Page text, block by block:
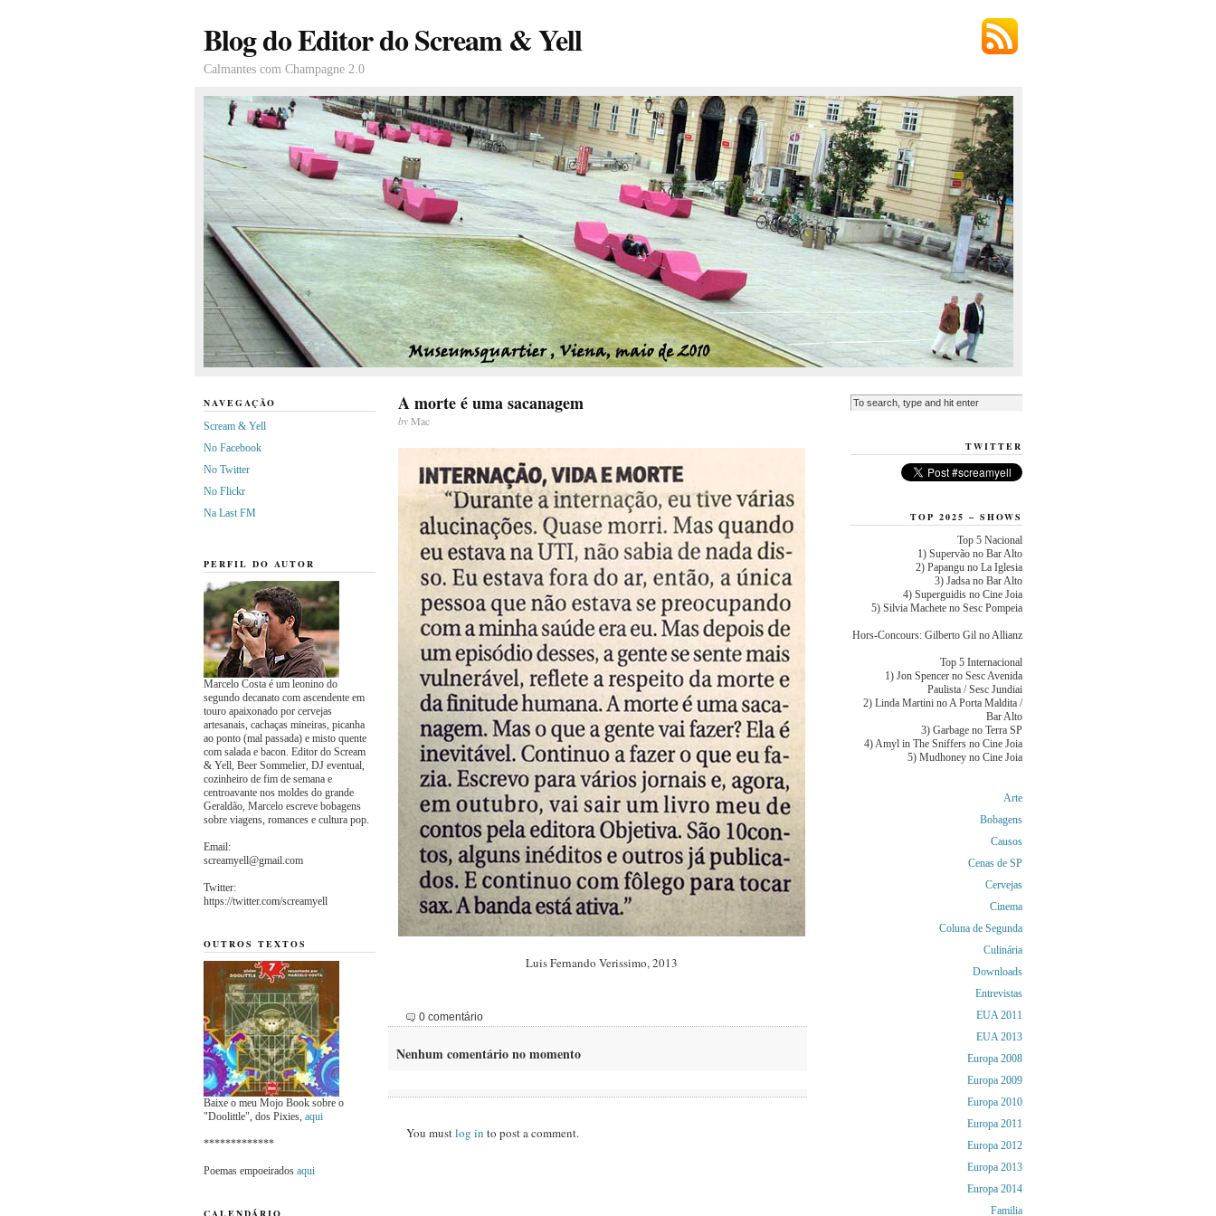
Blog do Editor do Scream & Yell
Calmantes com Champagne 2.0
A morte é uma sacanagem
byMac
Luis Fernando Verissimo, 2013
0 comentário
Nenhum comentário no momento
You mustlog in to post a comment.
NAVEGAÇÃO
Scream & Yell
No Facebook
No Twitter
No Flickr
Na Last FM
PERFIL DO AUTOR
Marcelo Costa é um leonino do
segundo decanato com ascendente em
touro apaixonado por cervejas
artesanais, cachaças mineiras, picanha
ao ponto (mal passada) e misto quente
com salada e bacon. Editor do Scream
& Yell, Beer Sommelier, DJ eventual,
cozinheiro de fim de semana e
centroavante nos moldes do grande
Geraldão, Marcelo escreve bobagens
sobre viagens, romances e cultura pop.
Email:
screamyell@gmail.com
Twitter:
https://twitter.com/screamyell
OUTROS TEXTOS
Baixe o meu Mojo Book sobre o
"Doolittle", dos Pixies, aqui
*************
Poemas empoeirados aqui
CALENDÁRIO
TWITTER
TOP 2025 – SHOWS
Top 5 Nacional
1) Supervão no Bar Alto
2) Papangu no La Iglesia
3) Jadsa no Bar Alto
4) Superguidis no Cine Joia
5) Silvia Machete no Sesc Pompeia
Hors-Concours: Gilberto Gil no Allianz
Top 5 Internacional
1) Jon Spencer no Sesc Avenida
Paulista / Sesc Jundiai
2) Linda Martini no A Porta Maldita /
Bar Alto
3) Garbage no Terra SP
4) Amyl in The Sniffers no Cine Joia
5) Mudhoney no Cine Joia
Arte
Bobagens
Causos
Cenas de SP
Cervejas
Cinema
Coluna de Segunda
Culinária
Downloads
Entrevistas
EUA 2011
EUA 2013
Europa 2008
Europa 2009
Europa 2010
Europa 2011
Europa 2012
Europa 2013
Europa 2014
Familia